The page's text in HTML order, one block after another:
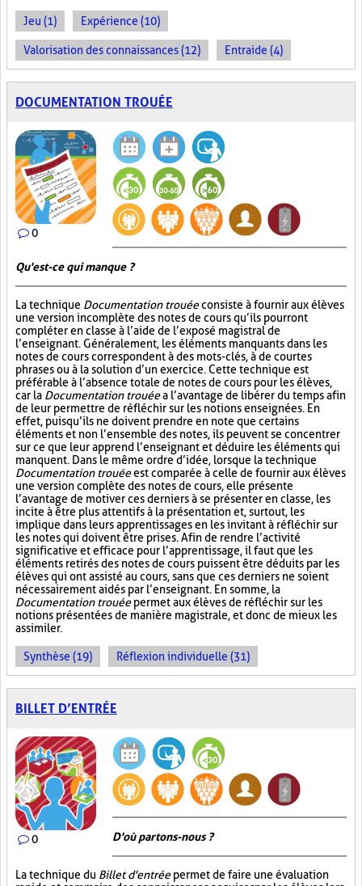
Jeu (1) Expérience (10)
Valorisation des connaissances (12) Entraide (4)
DOCUMENTATION TROUÉE
0
Qu'est-ce qui manque ?
La technique Documentation trouéeconsiste à fournir aux élèves
une version incomplète des notes de cours qu’ils pourront
compléter en classe à l’aide de l’exposé magistral de
l’enseignant. Généralement, les éléments manquants dans les
notes de cours correspondent à des mots-clés, à de courtes
phrases ou à la solution d’un exercice. Cette technique est
préférable à l’absence totale de notes de cours pour les élèves,
car la Documentation trouéea l’avantage de libérer du temps afin
de leur permettre de réfléchir sur les notions enseignées. En
effet, puisqu’ils ne doivent prendre en note que certains
éléments et non l’ensemble des notes, ils peuvent se concentrer
sur ce que leur apprend l’enseignant et déduire les éléments qui
manquent. Dans le même ordre d’idée, lorsque la technique
Documentation trouéeest comparée à celle de fournir aux élèves
une version complète des notes de cours, elle présente
l’avantage de motiver ces derniers à se présenter en classe, les
incite à être plus attentifs à la présentation et, surtout, les
implique dans leurs apprentissages en les invitant à réfléchir sur
les notes qui doivent être prises. Afin de rendre l’activité
significative et efficace pour l’apprentissage, il faut que les
éléments retirés des notes de cours puissent être déduits par les
élèves qui ont assisté au cours, sans que ces derniers ne soient
nécessairement aidés par l’enseignant. En somme, la
Documentation trouéepermet aux élèves de réfléchir sur les
notions présentées de manière magistrale, et donc de mieux les
assimiler.
Synthèse (19) Réflexion individuelle (31)
BILLET D’ENTRÉE
0 D'où partons-nous ?
La technique du Billet d'entréepermet de faire une évaluation